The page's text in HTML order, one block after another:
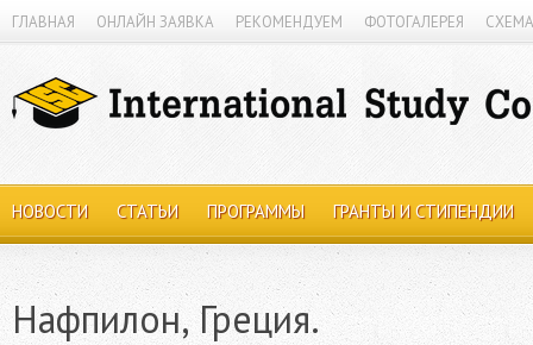
ГЛАВНАЯ ОНЛАЙН ЗАЯВКА РЕКОМЕНДУЕМ ФОТОГАЛЕРЕЯ
НОВОСТИ СТАТЬИ ПРОГРАММЫ ГРАНТЫ И СТИПЕНДИИ
Нафпилон, Греция.